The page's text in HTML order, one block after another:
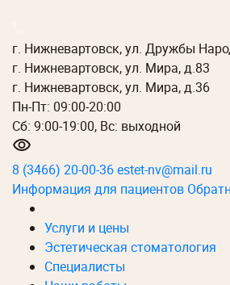
г. Нижневартовск, ул. Дружбы
г. Нижневартовск, ул. Мира, д.83
г. Нижневартовск, ул. Мира, д.36
Пн-Пт: 09:00-20:00
Сб: 9:00-19:00, Вс: выходной
8 (3466) 20-00-36estet-nv@mail.ru
Информация для пациентов
Услуги и цены
Эстетическая стоматология
Специалисты